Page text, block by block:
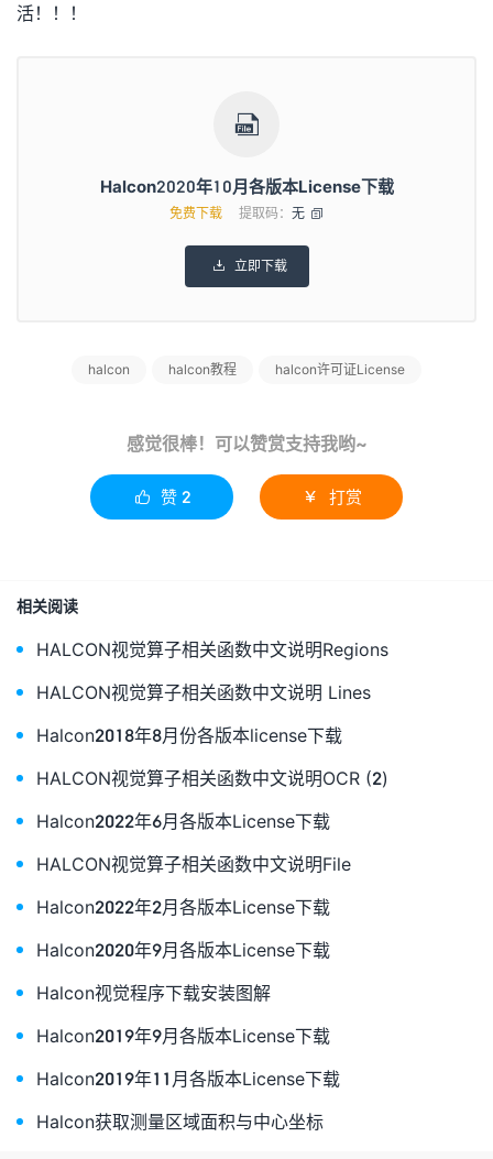
活！！！

Halcon2020年10月各版本License下载
免费下载 提取码： 无 
 立即下载
halcon halcon教程 halcon许可证License
感觉很棒！可以赞赏支持我哟~
 赞 2  打赏
相关阅读
HALCON视觉算子相关函数中文说明Regions
HALCON视觉算子相关函数中文说明 Lines
Halcon2018年8月份各版本license下载
HALCON视觉算子相关函数中文说明OCR (2)
Halcon2022年6月各版本License下载
HALCON视觉算子相关函数中文说明File
Halcon2022年2月各版本License下载
Halcon2020年9月各版本License下载
Halcon视觉程序下载安装图解
Halcon2019年9月各版本License下载
Halcon2019年11月各版本License下载
Halcon获取测量区域面积与中心坐标